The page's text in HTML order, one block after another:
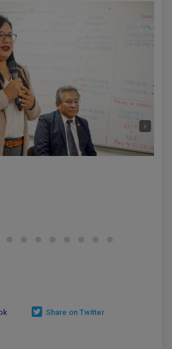
›
Share on Twitter